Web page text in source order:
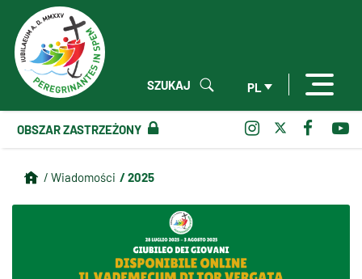
PL
SZUKAJ
OBSZAR ZASTRZEŻONY
/ Wiadomości / 2025